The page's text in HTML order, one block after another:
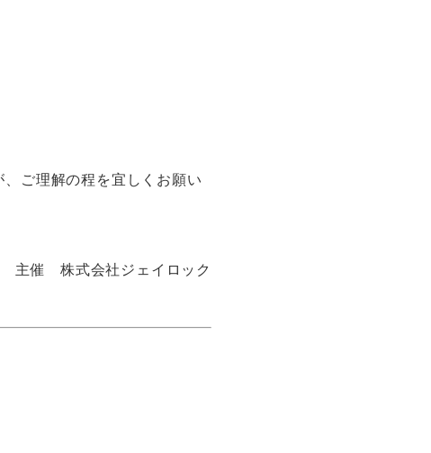
ご理解の程を宜しくお願い
主催 株式会社ジェイロック